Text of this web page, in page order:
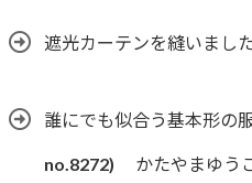
遮光カーテンを縫いまし
誰にでも似合う基本形の
no.8272) かたやまゆう